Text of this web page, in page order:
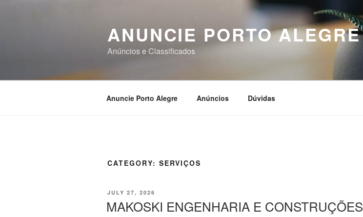
ANUNCIE PORTO ALEGRE
Anúncios e Classificados
Anuncie Porto Alegre Anúncios Dúvidas
CATEGORY: SERVIÇOS
POSTED
JULY 27, 2026
MAKOSKI ENGENHARIA E CONSTRUÇÕES